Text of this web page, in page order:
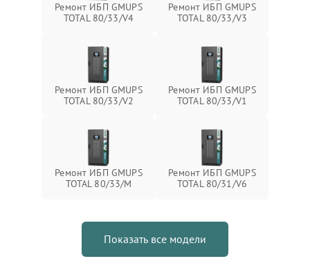
Ремонт ИБП GMUPS
TOTAL 80/33/V4
Ремонт ИБП GMUPS
TOTAL 80/33/V3
Ремонт ИБП GMUPS
TOTAL 80/33/V2
Ремонт ИБП GMUPS
TOTAL 80/33/V1
Ремонт ИБП GMUPS
TOTAL 80/33/M
Ремонт ИБП GMUPS
TOTAL 80/31/V6
Показать все модели